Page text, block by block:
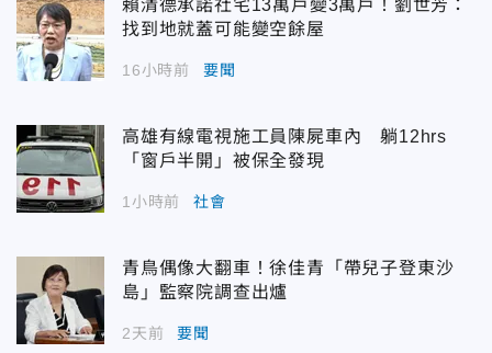
賴清德承諾社宅13萬戶變3萬戶！劉世芳：
找到地就蓋可能變空餘屋
16小時前 要聞
高雄有線電視施工員陳屍車內 躺12hrs
「窗戶半開」被保全發現
1小時前 社會
青鳥偶像大翻車！徐佳青「帶兒子登東沙
島」監察院調查出爐
2天前 要聞